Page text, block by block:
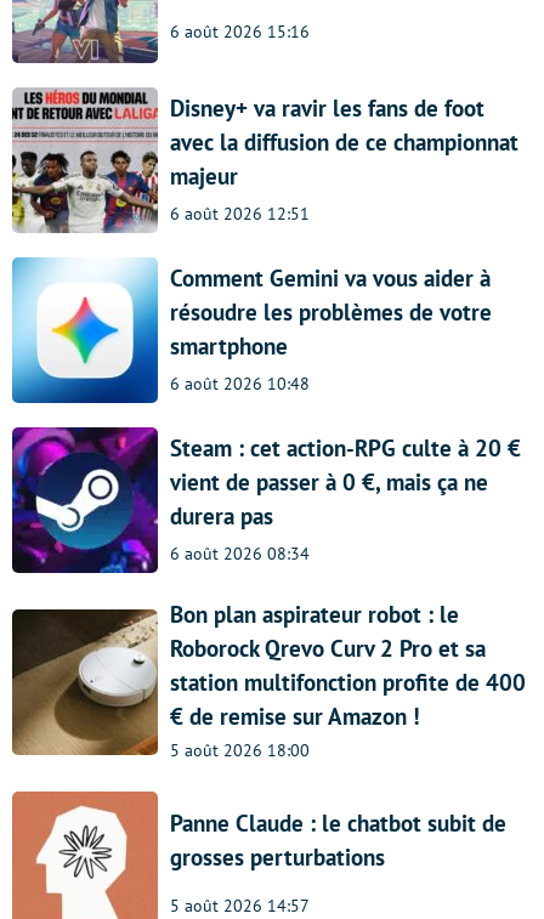
6 août 2026 15:16
Disney+ va ravir les fans de foot
avec la diffusion de ce championnat
majeur
6 août 2026 12:51
Comment Gemini va vous aider à
résoudre les problèmes de votre
smartphone
6 août 2026 10:48
Steam : cet action-RPG culte à 20 €
vient de passer à 0 €, mais ça ne
durera pas
6 août 2026 08:34
Bon plan aspirateur robot : le
Roborock Qrevo Curv 2 Pro et sa
station multifonction profite de 400
€ de remise sur Amazon !
5 août 2026 18:00
Panne Claude : le chatbot subit de
grosses perturbations
5 août 2026 14:57